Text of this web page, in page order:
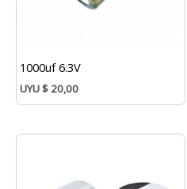
1000uf 6.3V
UYU$ 20,00